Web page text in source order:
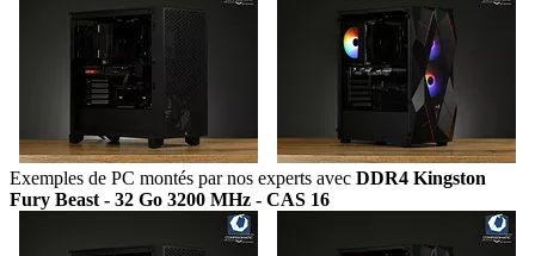
Exemples de PC montés par nos experts avec DDR4 Kingston
Fury Beast - 32 Go 3200 MHz - CAS 16